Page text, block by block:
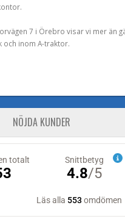
7 i Örebro visar vi mer än
och inom A-traktor.
NÖJDA KUNDER